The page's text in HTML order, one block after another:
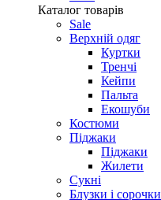
Каталог товарів
Sale
Верхній одяг
Куртки
Тренчі
Кейпи
Пальта
Екошуби
Костюми
Піджаки
Піджаки
Жилети
Сукні
Блузки і сорочки